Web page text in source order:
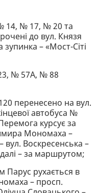
14, № 17, № 20 та
до вул. Князя
– «Мост-Сіті
№ 57А, № 88
перенесено на вул.
автобуса №
курсує за
Мономаха –
Воскресенська –
– за маршрутом;
Парус рухається в
– просп.